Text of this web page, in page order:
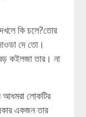
কি চলে?তোর
দে তো।
কইলজা তার। না
আধমরা লোকটির
একজন তার